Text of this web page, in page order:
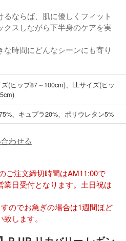
ならば、肌に優しくフィット
クスしながら下半身のケアを実
時間にどんなシーンにも寄り
(ヒップ87～100cm)、LLサイズ(ヒッ
、キュプラ20%、ポリウレタン5%
わせる
ご注文締切時間はAM11:00で
日受付となります。土日祝は
のでお急ぎの場合は1週間ほど
します。